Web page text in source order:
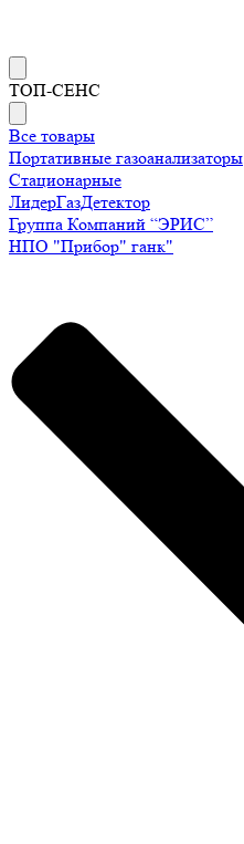
ТОП-СЕНС
Все товары
Портативные газоанализаторы
Стационарные
ЛидерГазДетектор
Группа Компаний “ЭРИС”
НПО "Прибор" ганк"